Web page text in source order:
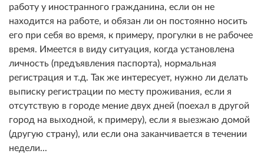
работу у иностранного гражданина, если он не
находится на работе, и обязан ли он постоянно носить
его при себя во время, к примеру, прогулки в не рабочее
время. Имеется в виду ситуация, когда установлена
личность (предъявления паспорта), нормальная
регистрация и т.д. Так же интересует, нужно ли делать
выписку регистрации по месту проживания, если я
отсутствую в городе мение двух дней (поехал в другой
город на выходной, к примеру), если я выезжаю домой
(другую страну), или если она заканчивается в течении
недели...